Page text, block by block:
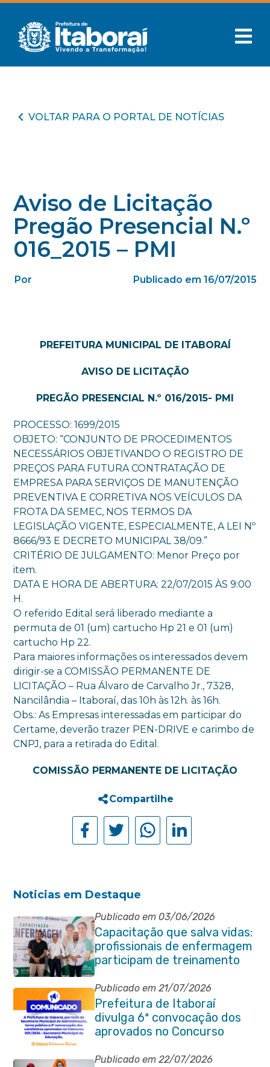
VOLTAR PARA O PORTAL DE NOTÍCIAS
Aviso de Licitação
Pregão Presencial N.º
016_2015 – PMI
Por Publicado em 16/07/2015
PREFEITURA MUNICIPAL DE ITABORAÍ
AVISO DE LICITAÇÃO
PREGÃO PRESENCIAL N.º 016/2015- PMI
PROCESSO: 1699/2015
OBJETO: “CONJUNTO DE PROCEDIMENTOS
NECESSÁRIOS OBJETIVANDO O REGISTRO DE
PREÇOS PARA FUTURA CONTRATAÇÃO DE
EMPRESA PARA SERVIÇOS DE MANUTENÇÃO
PREVENTIVA E CORRETIVA NOS VEÍCULOS DA
FROTA DA SEMEC, NOS TERMOS DA
LEGISLAÇÃO VIGENTE, ESPECIALMENTE, A LEI Nº
8666/93 E DECRETO MUNICIPAL 38/09.”
CRITÉRIO DE JULGAMENTO: Menor Preço por
item.
DATA E HORA DE ABERTURA: 22/07/2015 ÀS 9:00
H.
O referido Edital será liberado mediante a
permuta de 01 (um) cartucho Hp 21 e 01 (um)
cartucho Hp 22.
Para maiores informações os interessados devem
dirigir-se a COMISSÃO PERMANENTE DE
LICITAÇÃO – Rua Álvaro de Carvalho Jr., 7328,
Nancilândia – Itaboraí, das 10h às 12h. às 16h.
Obs.: As Empresas interessadas em participar do
Certame, deverão trazer PEN-DRIVE e carimbo de
CNPJ, para a retirada do Edital.
COMISSÃO PERMANENTE DE LICITAÇÃO
Compartilhe
Noticias em Destaque
Publicado em 03/06/2026
Capacitação que salva vidas:
profissionais de enfermagem
participam de treinamento
em primeiros socorros em
Itaboraí
Publicado em 21/07/2026
Prefeitura de Itaboraí
divulga 6ª convocação dos
aprovados no Concurso
Educação
Publicado em 22/07/2026